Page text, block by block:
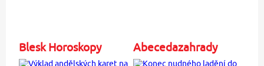
Blesk Horoskopy Abecedazahrady